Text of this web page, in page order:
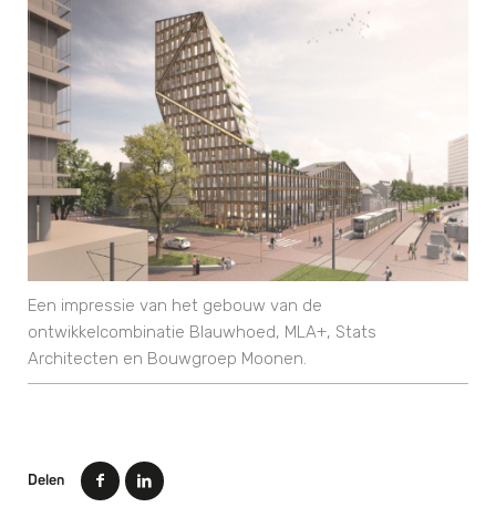
Delen
Een impressie van het gebouw van de
ontwikkelcombinatie Blauwhoed, MLA+, Stats
Architecten en Bouwgroep Moonen.